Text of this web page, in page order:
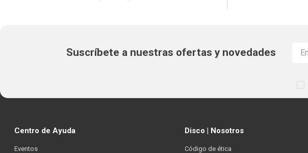
Suscríbete a nuestras ofertas y novedades
Centro de Ayuda
Eventos
Disco | Nosotros
Código de ética